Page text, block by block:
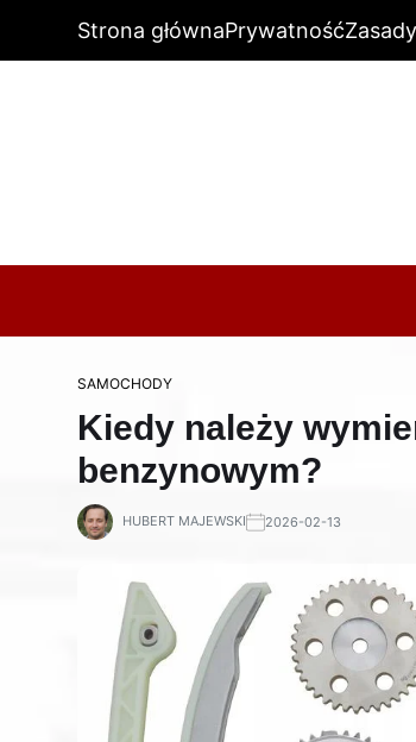
Strona głównaPrywatność
SAMOCHODY
Kiedy należy
benzynowym?
HUBERT MAJEWSKI 2026-02-13